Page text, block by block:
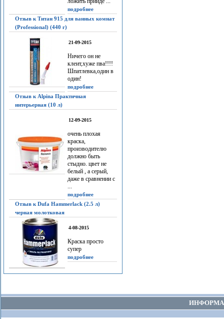
подробнее
Отзыв к Титан 915 для ванных комнат
(Professional) (440 г)
21-09-2015
Ничего он не
клеит,хуже пва!!!!
Шпатлевка,один в
один!
подробнее
Отзыв к Alpina Практичная
интерьерная (10 л)
12-09-2015
очень плохая
краска,
производителю
должно быть
стыдно. цвет не
белый , а серый,
даже в сравнении с
...
подробнее
Отзыв к Dufa Hammerlack (2.5 л)
черная молотковая
4-08-2015
Краска просто
супер
подробнее